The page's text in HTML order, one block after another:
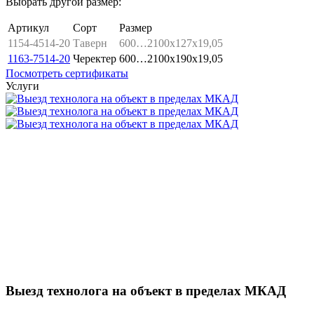
Артикул Сорт
Размер
1154-4514-20 Таверн
600…2100x127x19,05
1163-7514-20 Черектер 600…2100x190x19,05
Посмотреть сертификаты
Услуги
Выезд технолога на объект в пределах МКАД